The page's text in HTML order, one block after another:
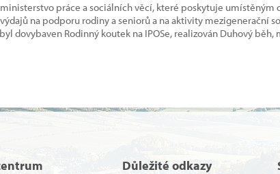
práce a sociálních věcí, které poskytuje umístěným
na podporu rodiny a seniorů a na aktivity mezigenerační
dovybaven Rodinný koutek na IPOSe, realizován Duhový
Důležité odkazy